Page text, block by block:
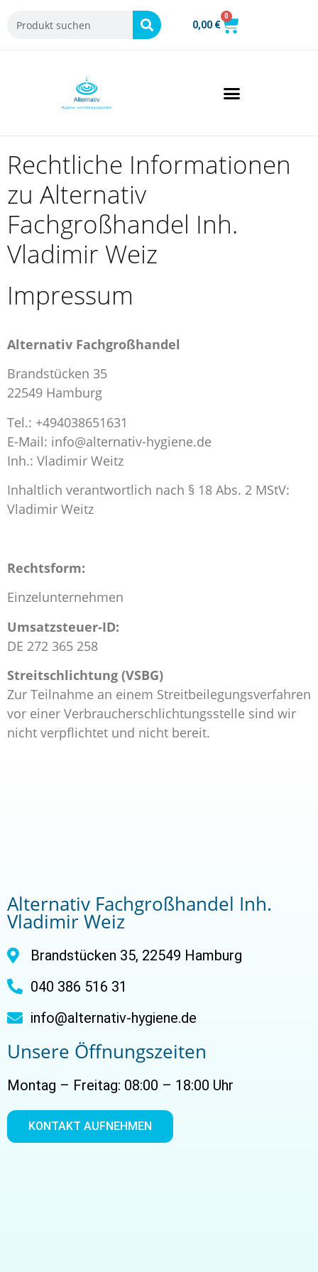
0,00 €
0
Rechtliche Informationen
zu Alternativ
Fachgroßhandel Inh.
Vladimir Weiz
Impressum
Alternativ Fachgroßhandel
Brandstücken 35
22549 Hamburg
Tel.: +494038651631
E-Mail: info@alternativ-hygiene.de
Inh.: Vladimir Weitz
Inhaltlich verantwortlich nach § 18 Abs. 2 MStV:
Vladimir Weitz
Rechtsform:
Einzelunternehmen
Umsatzsteuer-ID:
DE 272 365 258
Streitschlichtung (VSBG)
Zur Teilnahme an einem Streitbeilegungsverfahren
vor einer Verbraucherschlichtungsstelle sind wir
nicht verpflichtet und nicht bereit.
Alternativ Fachgroßhandel Inh.
Vladimir Weiz
Brandstücken 35, 22549 Hamburg
040 386 516 31
info@alternativ-hygiene.de
Unsere Öffnungszeiten
Montag – Freitag: 08:00 – 18:00 Uhr
KONTAKT AUFNEHMEN